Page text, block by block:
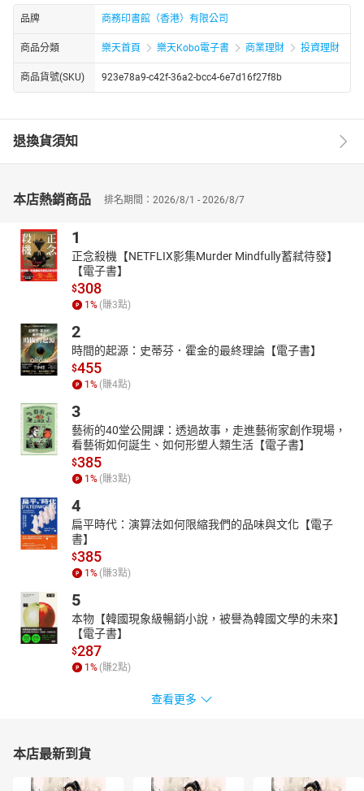
品牌 商務印書館（香港）有限公司
商品分類 樂天首頁 樂天Kobo電子書 商業理財 投資理財
商品貨號(SKU) 923e78a9-c42f-36a2-bcc4-6e7d16f27f8b
退換貨須知
本店熱銷商品 排名期間：2026/8/1 - 2026/8/7
1
正念殺機【NETFLIX影集Murder Mindfully蓄弒待發】
【電子書】
$308
1% (賺3點)
2
時間的起源：史蒂芬．霍金的最終理論【電子書】
$455
1% (賺4點)
3
藝術的40堂公開課：透過故事，走進藝術家創作現場，
看藝術如何誕生、如何形塑人類生活【電子書】
$385
1% (賺3點)
4
扁平時代：演算法如何限縮我們的品味與文化【電子
書】
$385
1% (賺3點)
5
本物【韓國現象級暢銷小說，被譽為韓國文學的未來】
【電子書】
$287
1% (賺2點)
查看更多
本店最新到貨